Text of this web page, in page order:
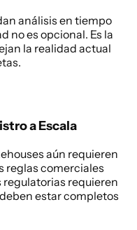
análisis en tiempo
no es opcional. Es la
la realidad actual
a Escala
aún requieren
reglas comerciales
regulatorias requieren
estar completos